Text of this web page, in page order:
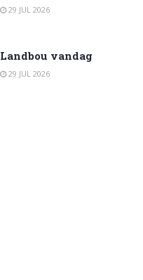
29 JUL 2026
Landbou vandag
29 JUL 2026